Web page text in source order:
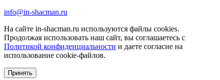
info@in-shacman.ru
На сайте in-shacman.ru используются файлы cookies.
Продолжая использовать наш сайт, вы соглашаетесь с
Политикой конфиденциальности и даете согласие на
использование cookie-файлов.
Принять